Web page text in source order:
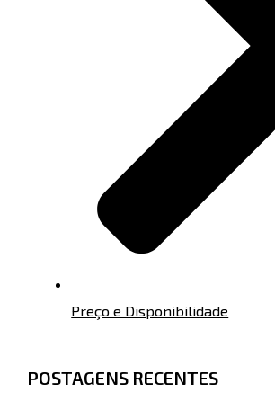
Preço e Disponibilidade
POSTAGENS RECENTES